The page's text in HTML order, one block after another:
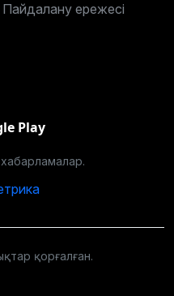
Пайдалану ережесі
Play
қорғалған.